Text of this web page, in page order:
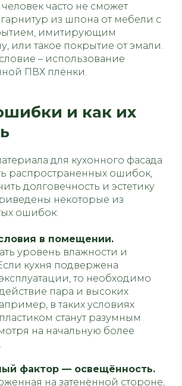
часто не сможет
из шпона от мебели с
имитирующим
или такое покрытие от эмали.
– использование
ПВХ плёнки.
и как их
для кухонного фасада
распространенных ошибок,
долговечность и эстетику
некоторые из
ошибок:
в помещении.
уровень влажности и
кухня подвержена
то необходимо
пара и высоких
в таких условиях
станут разумным
на начальную более
фактор — освещённость.
на затенённой стороне,
- 19:00
2, оф. 560
Мебель для дома
МЫ ПРОИЗВОДИМ: